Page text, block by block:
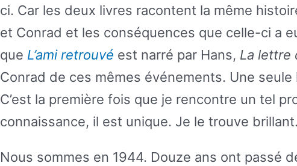
ci. Car les deux livres racontent la même
et Conrad et les conséquences que celle-ci a
que L’ami retrouvé est narré par Hans, La lettre
Conrad de ces mêmes événements. Une
C’est la première fois que je rencontre un tel
connaissance, il est unique. Je le trouve brillant.
Nous sommes en 1944. Douze ans ont passé